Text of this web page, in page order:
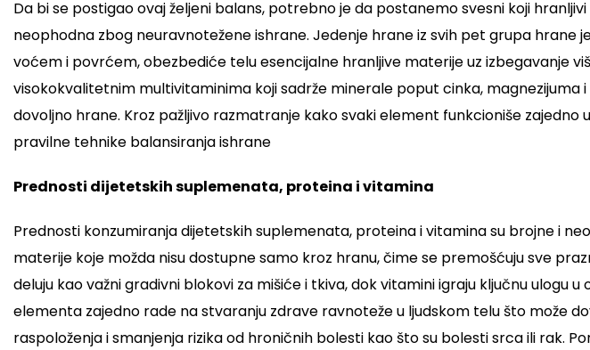
Da bi se postigao ovaj željeni balans, potrebno je da postanemo svesni koji
neophodna zbog neuravnotežene ishrane. Jedenje hrane iz svih pet grupa hrane
voćem i povrćem, obezbediće telu esencijalne hranljive materije uz izbegavanje
visokokvalitetnim multivitaminima koji sadrže minerale poput cinka,
dovoljno hrane. Kroz pažljivo razmatranje kako svaki element funkcioniše
pravilne tehnike balansiranja ishrane
Prednosti dijetetskih suplemenata, proteina i vitamina
Prednosti konzumiranja dijetetskih suplemenata, proteina i vitamina su brojne i
materije koje možda nisu dostupne samo kroz hranu, čime se premošćuju sve
deluju kao važni gradivni blokovi za mišiće i tkiva, dok vitamini igraju ključnu ulogu
elementa zajedno rade na stvaranju zdrave ravnoteže u ljudskom telu što može
raspoloženja i smanjenja rizika od hroničnih bolesti kao što su bolesti srca ili rak.